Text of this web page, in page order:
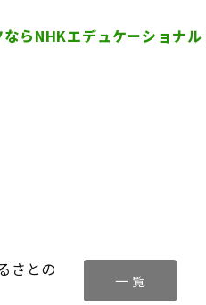
らNHKエデュケーショナル
さとの
一 覧